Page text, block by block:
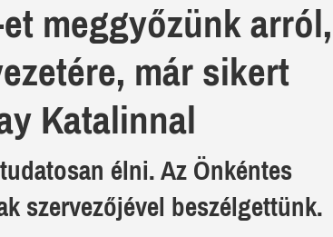
meggyőzünk arról,
már sikert
Katalinnal
élni. Az Önkéntes
szervezőjével beszélgettünk.